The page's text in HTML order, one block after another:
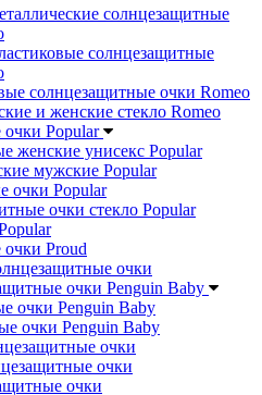
солнцезащитные
солнцезащитные
солнцезащитные очки Romeo
и женские стекло Romeo
Popular
женские унисекс Popular
мужские Popular
очки Popular
очки стекло Popular
Proud
очки
очки Penguin Baby
очки Penguin Baby
очки Penguin Baby
очки
очки
очки